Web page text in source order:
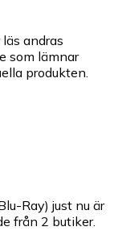
andras
som lämnar
produkten.
Ray) just nu är
från 2 butiker.